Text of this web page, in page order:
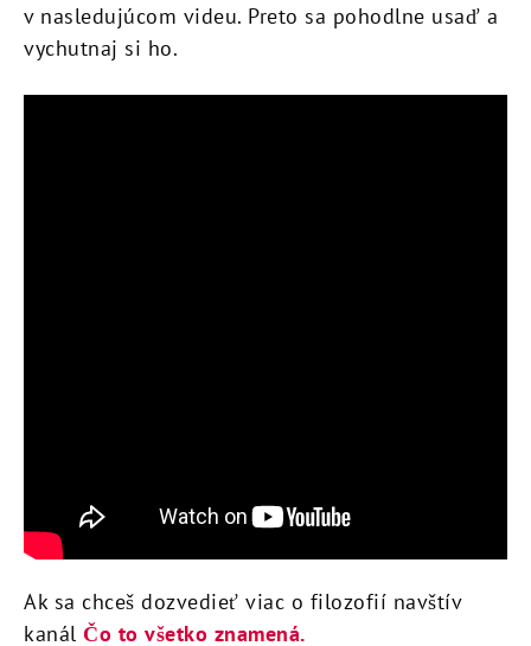
v nasledujúcom videu. Preto sa pohodlne usaď a
vychutnaj si ho.
Ak sa chceš dozvedieť viac o filozofií navštív
kanál Čo to všetko znamená.